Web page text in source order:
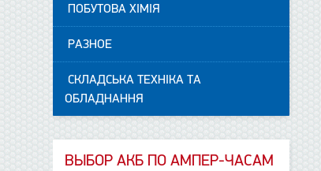
ПОБУТОВА ХІМІЯ
РАЗНОЕ
СКЛАДСЬКА ТЕХНІКА ТА
ОБЛАДНАННЯ
ВЫБОР АКБ ПО АМПЕР-ЧАСАМ